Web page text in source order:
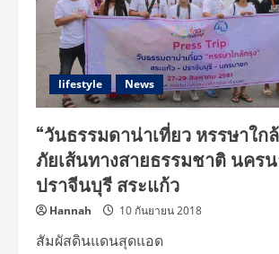
lifestyle News
“วันธรรมดาน่าเที่ยว หรรษาใก
ภัยเส้นทางสายธรรมชาติ นคร
ปราจีนบุรี สระแก้ว
Hannah 10 กันยายน 2018
สัมผัสดินแดนสุดแอด